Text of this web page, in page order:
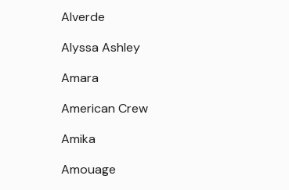
Alverde
Alyssa Ashley
Amara
American Crew
Amika
Amouage